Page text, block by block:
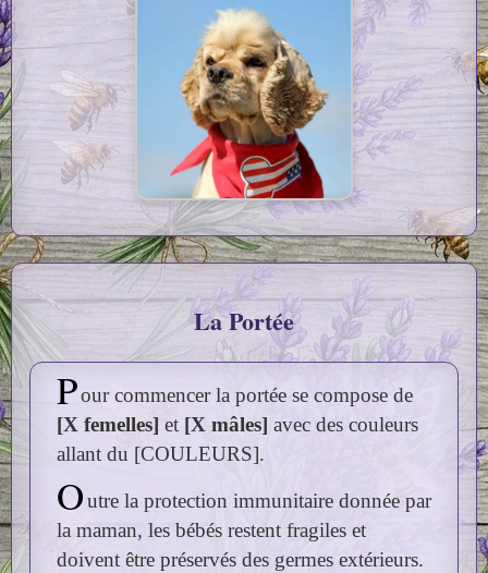
La Portée
Pour commencer la portée se compose de
[X femelles] et [X mâles] avec des couleurs
allant du [COULEURS].
Outre la protection immunitaire donnée par
la maman, les bébés restent fragiles et
doivent être préservés des germes extérieurs.